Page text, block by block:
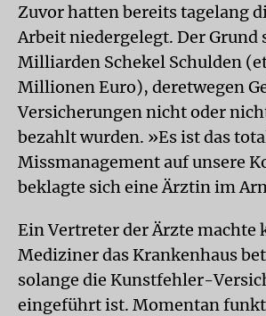
Zuvor hatten bereits tagelang
Arbeit niedergelegt. Der Grund
Milliarden Schekel Schulden
Millionen Euro), deretwegen
Versicherungen nicht oder
bezahlt wurden. »Es ist das
Missmanagement auf unsere
beklagte sich eine Ärztin im
Ein Vertreter der Ärzte machte
Mediziner das Krankenhaus
solange die Kunstfehler-
eingeführt ist. Momentan